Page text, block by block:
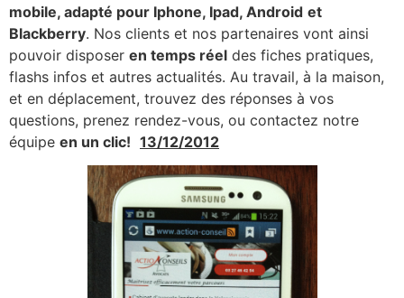
mobile, adapté pour Iphone, Ipad, Android et
Blackberry. Nos clients et nos partenaires vont ainsi
pouvoir disposer en temps réel des fiches pratiques,
flashs infos et autres actualités. Au travail, à la maison,
et en déplacement, trouvez des réponses à vos
questions, prenez rendez-vous, ou contactez notre
équipe en un clic! 13/12/2012